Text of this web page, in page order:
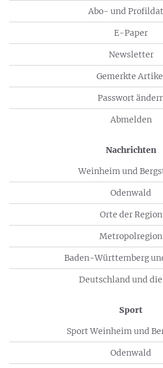
Abo- und
E-Paper
Newsletter
Gemerkte
Passwort
Abmelden
Nachrichten
Weinheim und
Odenwald
Orte der Region
Metropolregion
Baden-Württemberg
Deutschland und
Sport
Sport Weinheim und
Odenwald